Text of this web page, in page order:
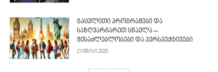
გაცვლითი პროგრამები და
საზღვარგარეთ სწავლა –
შესაძლებლობები და პერსპექტივები
2 ივნისი 2026